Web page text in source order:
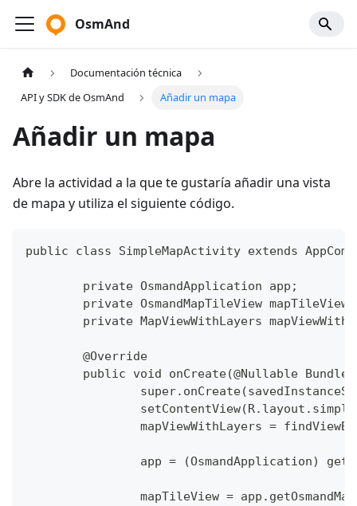
OsmAnd
Documentación técnica
API y SDK de OsmAnd
Añadir un mapa
Añadir un mapa
Abre la actividad a la que te gustaría añadir una vista
de mapa y utiliza el siguiente código.
public class SimpleMapActivity extends
	private OsmandApplication app;
	private OsmandMapTileView mapTileView;
private MapViewWithLayers
	@Override
public void onCreate(@Nullable Bundle
mapViewWithLayers =
app = (OsmandApplication)
mapTileView =